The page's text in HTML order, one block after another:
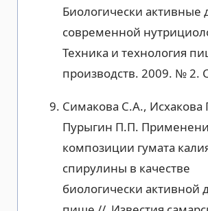
Биологически активные
современной
Техника и технология
производств. 2009. № 2.
Симакова С.А., Исхакова
Пурыгин П.П.
композиции гумата
спирулины в качестве
биологически активной